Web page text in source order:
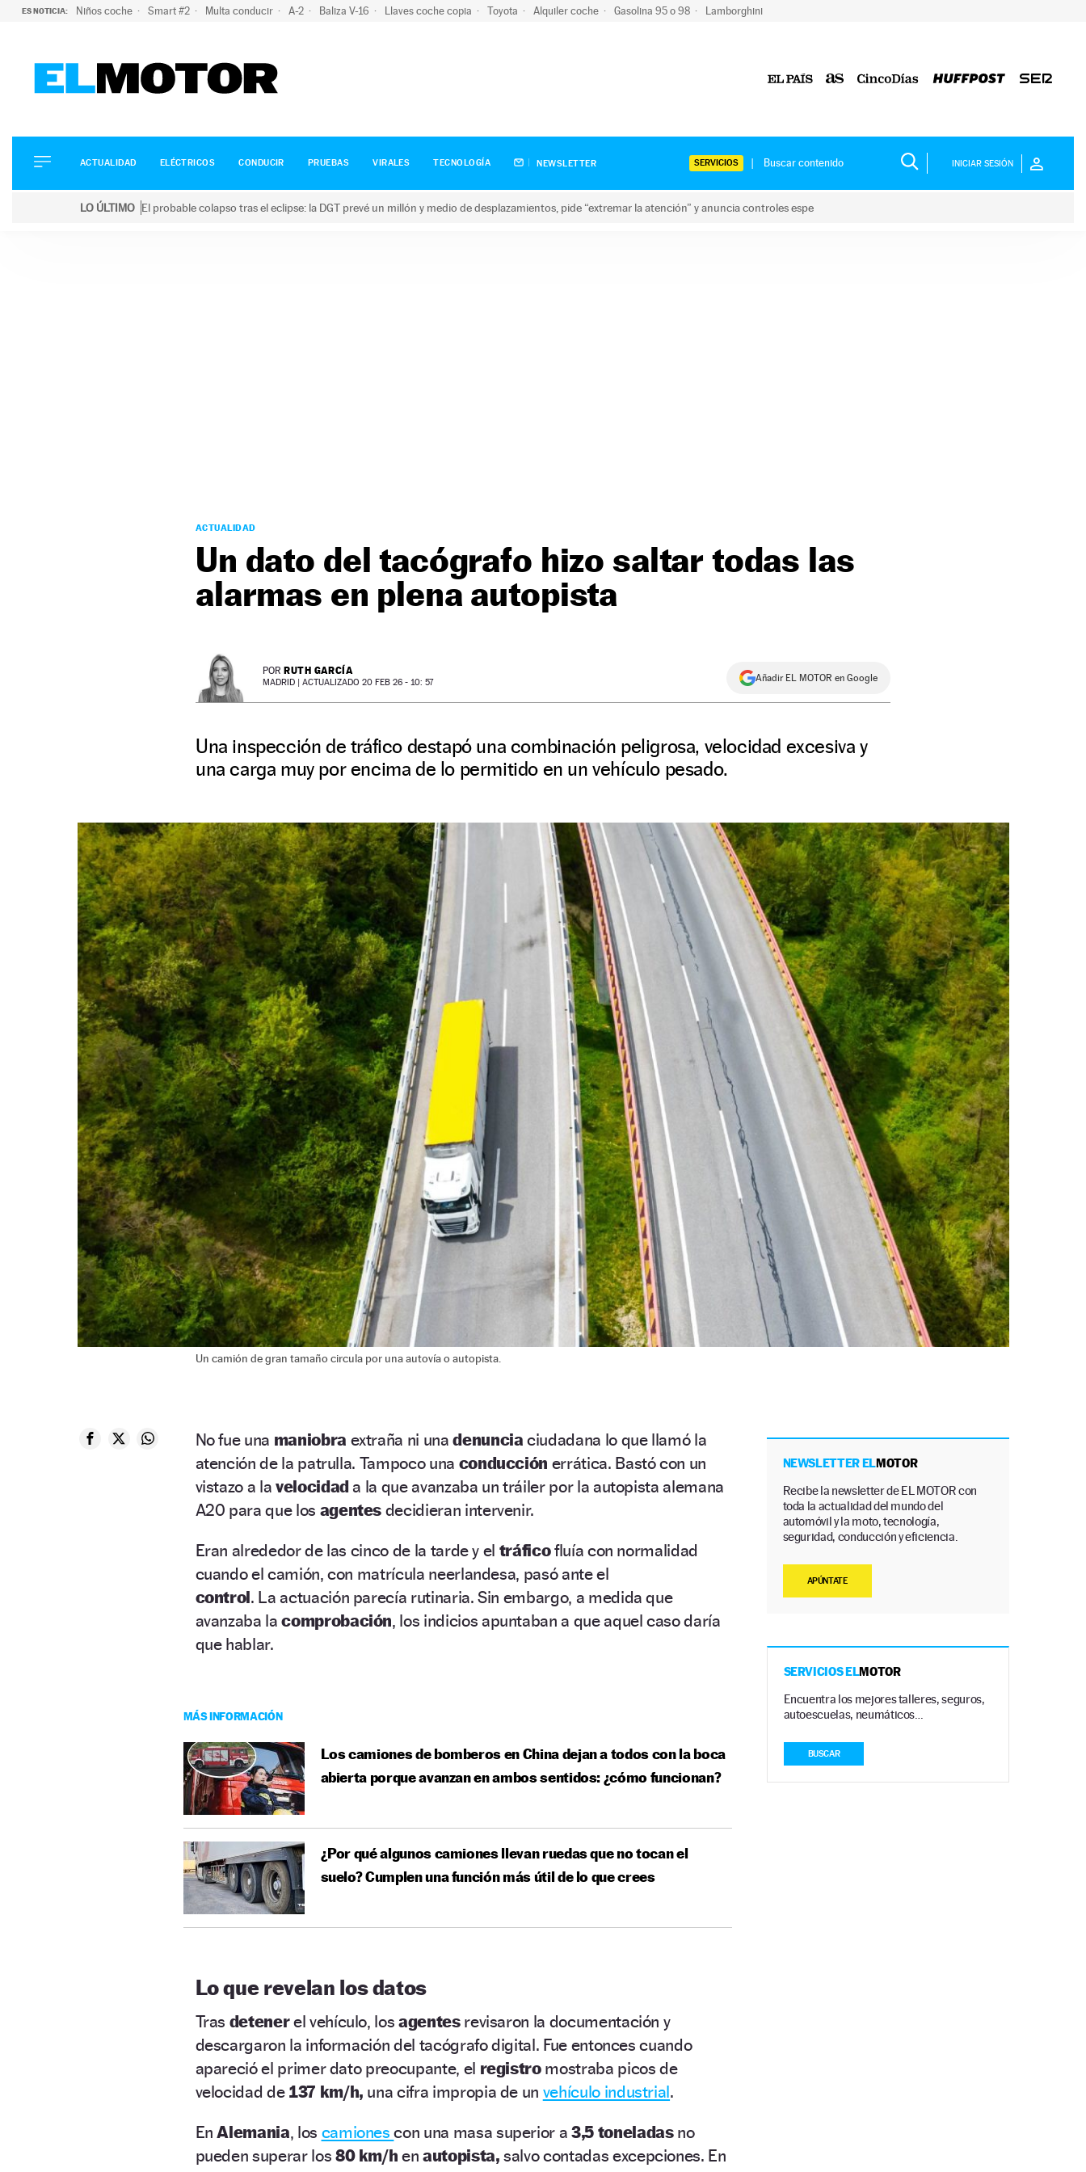
ES NOTICIA: Niños coche Smart #2 Multa conducir A-2 Baliza V-16 Llaves coche copia Toyota Alquiler coche Gasolina 95 o 98 Lamborghini
ELÉCTRICOS
CONDUCIR
ACTUALIDAD ELÉCTRICOS CONDUCIR PRUEBAS VIRALES TECNOLOGÍA NEWSLETTER SERVICIOS INICIAR SESIÓN
LO ÚLTIMO El probable colapso tras el eclipse: la DGT prevé un millón y medio de desplazamientos, pide “extremar la atención” y anuncia controles espe
ACTUALIDAD
Un dato del tacógrafo hizo saltar todas las
alarmas en plena autopista
POR RUTH GARCÍA
MADRID | ACTUALIZADO 20 FEB 26 - 10: 57 Añadir EL MOTOR en Google
Una inspección de tráfico destapó una combinación peligrosa, velocidad excesiva y
una carga muy por encima de lo permitido en un vehículo pesado.
Un camión de gran tamaño circula por una autovía o autopista.
No fue una maniobra extraña ni unadenunciaciudadana lo que llamó la
atención de la patrulla. Tampoco una conducción errática. Bastó con un
vistazo a la velocidada la que avanzaba un tráiler por la autopista alemana
A20 para que los agentes decidieran intervenir.
Eran alrededor de las cinco de la tarde y el tráficofluía con normalidad
cuando el camión, con matrícula neerlandesa, pasó ante el
control. La actuación parecía rutinaria. Sin embargo, a medida que
avanzaba lacomprobación, los indicios apuntaban a que aquel caso daría
que hablar.
MÁS INFORMACIÓN
Los camiones de bomberos en China dejan a todos con la boca
abierta porque avanzan en ambos sentidos: ¿cómo funcionan?
¿Por qué algunos camiones llevan ruedas que no tocan el
suelo? Cumplen una función más útil de lo que crees
Lo que revelan los datos
Tras detenerel vehículo, losagentes revisaron la documentación y
descargaron la información del tacógrafo digital. Fue entonces cuando
apareció el primer dato preocupante, el registro mostraba picos de
velocidad de 137 km/h, una cifra impropia de un vehículo industrial.
EnAlemania, los camionescon una masa superior a3,5 toneladasno
pueden superar los 80 km/henautopista, salvo contadas excepciones. En
NEWSLETTER ELMOTOR
Recibe la newsletter de EL MOTOR con
toda la actualidad del mundo del
automóvil y la moto, tecnología,
seguridad, conducción y eficiencia.
APÚNTATE
SERVICIOS ELMOTOR
Encuentra los mejores talleres, seguros,
autoescuelas, neumáticos…
BUSCAR